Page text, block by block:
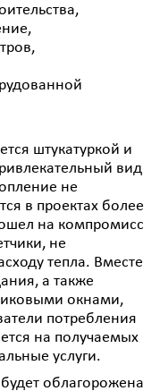
штукатуркой и
вид
не
в проектах более
на компромисс
не
тепла. Вместе
а также
окнами,
потребления
на получаемых
услуги.
облагорожена